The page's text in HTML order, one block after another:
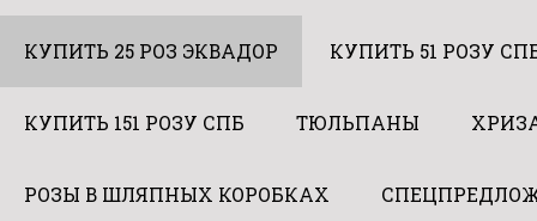
КУПИТЬ 25 РОЗ ЭКВАДОР КУПИТЬ 51 РОЗУ
КУПИТЬ 151 РОЗУ СПБ ТЮЛЬПАНЫ
РОЗЫ В ШЛЯПНЫХ КОРОБКАХ